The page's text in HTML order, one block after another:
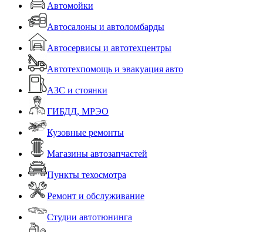
Автомойки
Автосалоны и автоломбарды
Автосервисы и автотехцентры
Автотехпомощь и эвакуация авто
АЗС и стоянки
ГИБДД, МРЭО
Кузовные ремонты
Магазины автозапчастей
Пункты техосмотра
Ремонт и обслуживание
Студии автотюнинга